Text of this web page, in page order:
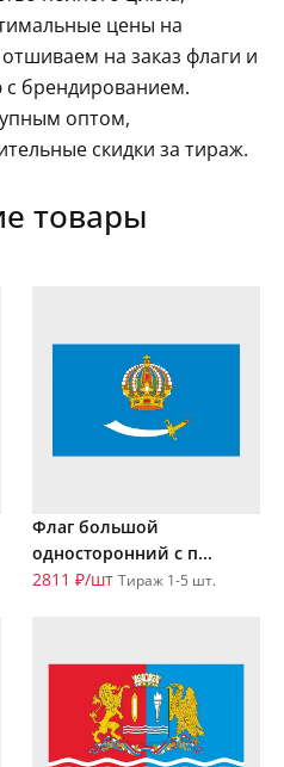
цены на
на заказ флаги и
с брендированием.
оптом,
скидки за тираж.
товары
Флаг большой
односторонний с п...
2811 ₽/шт Тираж 1-5 шт.